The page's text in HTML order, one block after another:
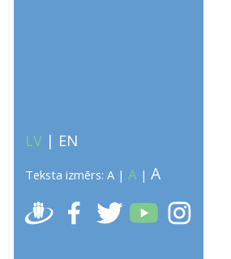
LV| EN
Teksta izmērs: A| A | A